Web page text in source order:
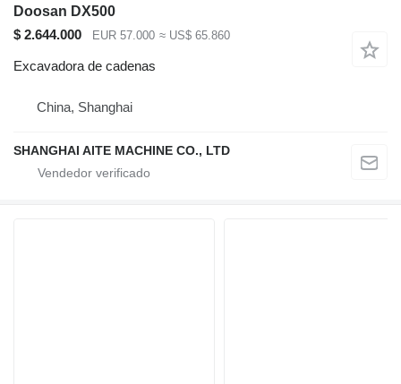
Doosan DX500
$ 2.644.000
EUR 57.000 ≈ US$ 65.860
Excavadora de cadenas
China, Shanghai
SHANGHAI AITE MACHINE CO., LTD